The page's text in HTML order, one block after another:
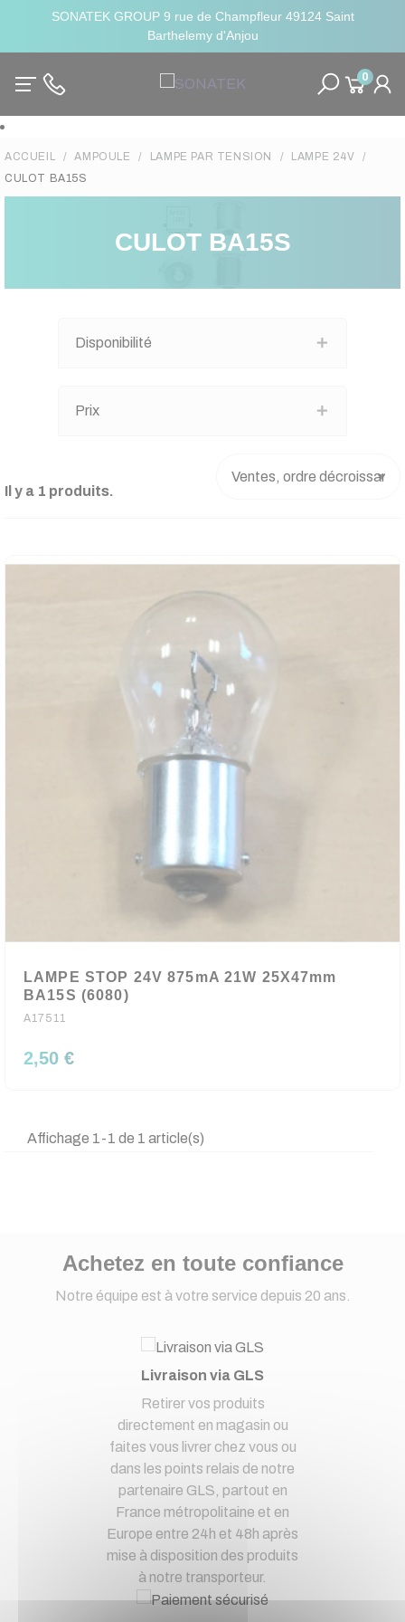
SONATEK GROUP 9 rue de Champfleur 49124 Saint
Barthelemy d'Anjou
0
ACCUEIL AMPOULE LAMPE PAR TENSION
LAMPE 24V
CULOT BA15S
CULOT BA15S
Disponibilité
Prix
Il y a 1 produits.
LAMPE STOP 24V 875mA 21W 25X47mm
BA15S (6080)
A17511
2,50 €
Affichage 1-1 de 1 article(s)
Achetez en toute confiance
Notre équipe est à votre service depuis 20 ans.
Livraison via GLS
Retirer vos produits
directement en magasin ou
faites vous livrer chez vous ou
dans les points relais de notre
partenaire GLS, partout en
France métropolitaine et en
Europe entre 24h et 48h après
mise à disposition des produits
à notre transporteur.